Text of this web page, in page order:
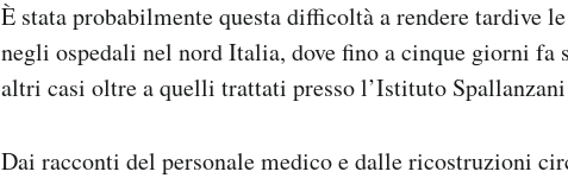
È stata probabilmente questa difficoltà a rendere tardive
negli ospedali nel nord Italia, dove fino a cinque giorni fa
altri casi oltre a quelli trattati presso l’Istituto
Dai racconti del personale medico e dalle ricostruzioni